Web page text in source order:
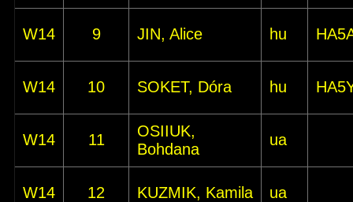
W14 9 JIN, Alice hu
W14 10 SOKET, Dóra hu
W14 11
OSIIUK,
Bohdana
ua
W14 12 KUZMIK, Kamila ua